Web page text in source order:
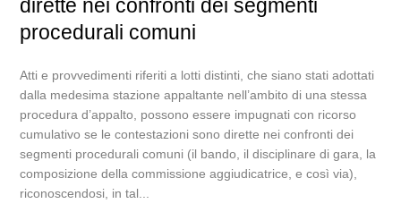
dirette nei confronti dei segmenti
procedurali comuni
Atti e provvedimenti riferiti a lotti distinti, che siano stati adottati
dalla medesima stazione appaltante nell’ambito di una stessa
procedura d’appalto, possono essere impugnati con ricorso
cumulativo se le contestazioni sono dirette nei confronti dei
segmenti procedurali comuni (il bando, il disciplinare di gara, la
composizione della commissione aggiudicatrice, e così via),
riconoscendosi, in tal...